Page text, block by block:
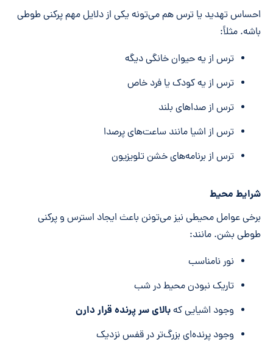
احساس تهدید یا ترس هم می‌تونه یکی از دلایل مهم پرکنی طوطی
باشه. مثلاً:
ترس از یه حیوان خانگی دیگه
ترس از یه کودک یا فرد خاص
ترس از صداهای بلند
ترس از اشیا مانند ساعت‌های پرصدا
ترس از برنامه‌های خشن تلویزیون
شرایط محیط
برخی عوامل محیطی نیز می‌تونن باعث ایجاد استرس و پرکنی
طوطی بشن. مانند:
نور نامناسب
تاریک نبودن محیط در شب
وجود اشیایی کهبالای سر پرنده قرار دارن
وجود پرنده‌ای بزرگ‌تر در قفس نزدیک